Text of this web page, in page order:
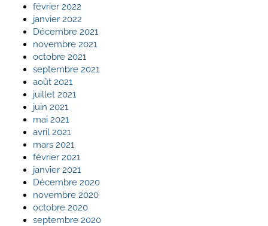
février 2022
janvier 2022
Décembre 2021
novembre 2021
octobre 2021
septembre 2021
août 2021
juillet 2021
juin 2021
mai 2021
avril 2021
mars 2021
février 2021
janvier 2021
Décembre 2020
novembre 2020
octobre 2020
septembre 2020